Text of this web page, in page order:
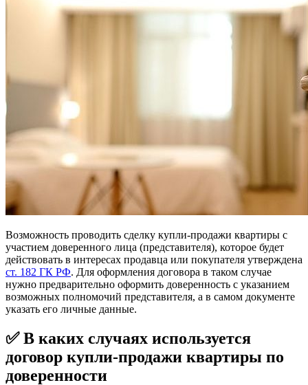
Возможность проводить сделку купли-продажи квартиры с
участием доверенного лица (представителя), которое будет
действовать в интересах продавца или покупателя утверждена
ст. 182 ГК РФ. Для оформления договора в таком случае
нужно предварительно оформить доверенность с указанием
возможных полномочий представителя, а в самом документе
указать его личные данные.
✅ В каких случаях используется
договор купли-продажи квартиры по
доверенности